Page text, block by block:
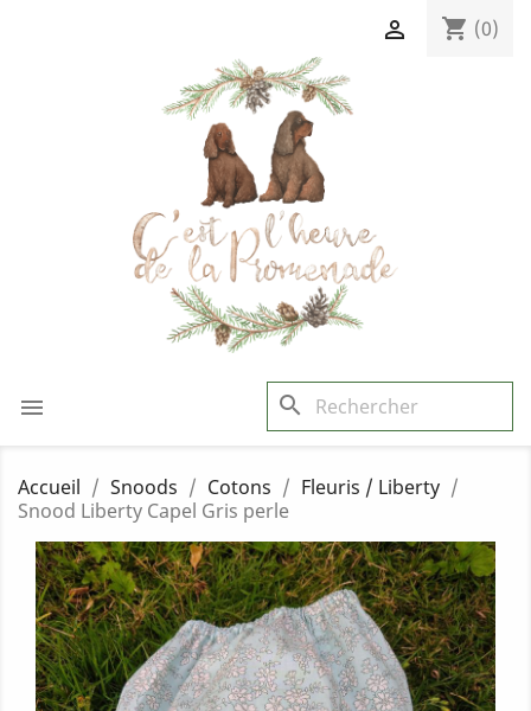
shopping_cart (0)

 search
Accueil Snoods Cotons
Fleuris / Liberty
Snood Liberty Capel Gris perle